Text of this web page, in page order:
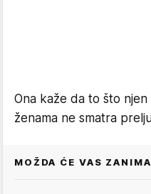
Ona kaže da to što
ženama ne smatra
MOŽDA ĆE VAS